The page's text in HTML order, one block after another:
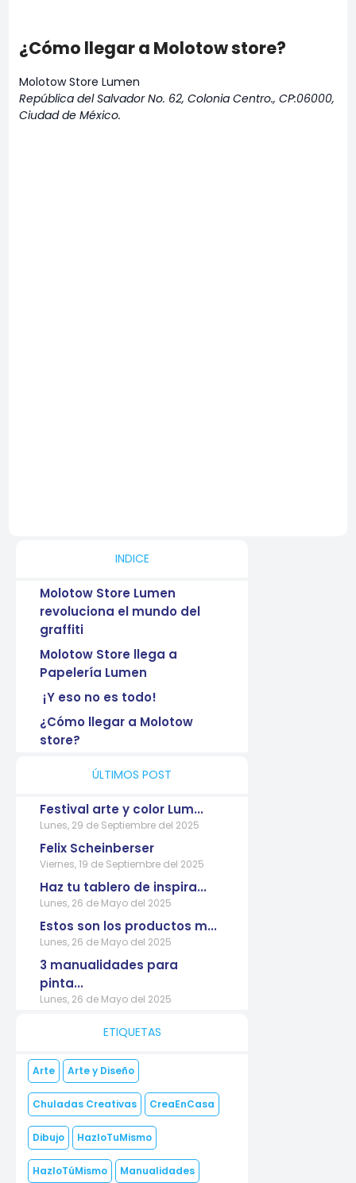
¿Cómo llegar a Molotow store?
Molotow Store Lumen
República del Salvador No. 62, Colonia Centro., CP:06000,
Ciudad de México.
INDICE
Molotow Store Lumen
revoluciona el mundo del
graffiti
Molotow Store llega a
Papelería Lumen
¡Y eso no es todo!
¿Cómo llegar a Molotow
store?
ÚLTIMOS POST
Festival arte y color Lum...
Lunes, 29 de Septiembre del 2025
Felix Scheinberser
Viernes, 19 de Septiembre del 2025
Haz tu tablero de inspira...
Lunes, 26 de Mayo del 2025
Estos son los productos m...
Lunes, 26 de Mayo del 2025
3 manualidades para
pinta...
Lunes, 26 de Mayo del 2025
ETIQUETAS
Arte Arte y Diseño
Chuladas Creativas CreaEnCasa
Dibujo HazloTuMismo
HazloTúMismo Manualidades